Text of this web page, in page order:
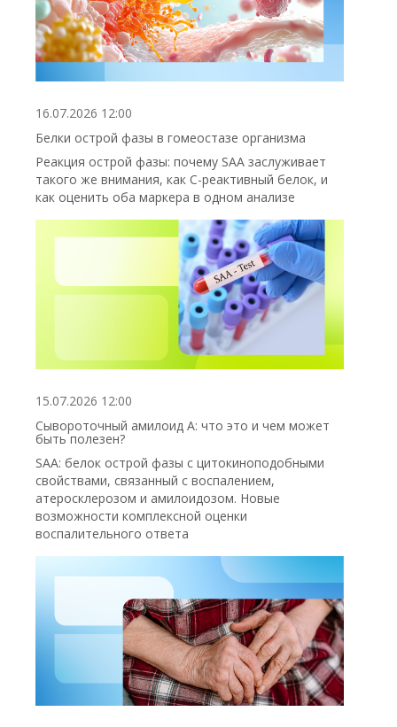
16.07.2026 12:00
Белки острой фазы в гомеостазе организма
Реакция острой фазы: почему SAA заслуживает
такого же внимания, как С-реактивный белок, и
как оценить оба маркера в одном анализе
15.07.2026 12:00
Сывороточный амилоид А: что это и чем может
быть полезен?
SAA: белок острой фазы с цитокиноподобными
свойствами, связанный с воспалением,
атеросклерозом и амилоидозом. Новые
возможности комплексной оценки
воспалительного ответа